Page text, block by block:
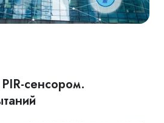
сенсором.